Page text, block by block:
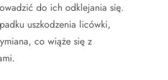
do ich odklejania się.
uszkodzenia licówki,
co wiąże się z